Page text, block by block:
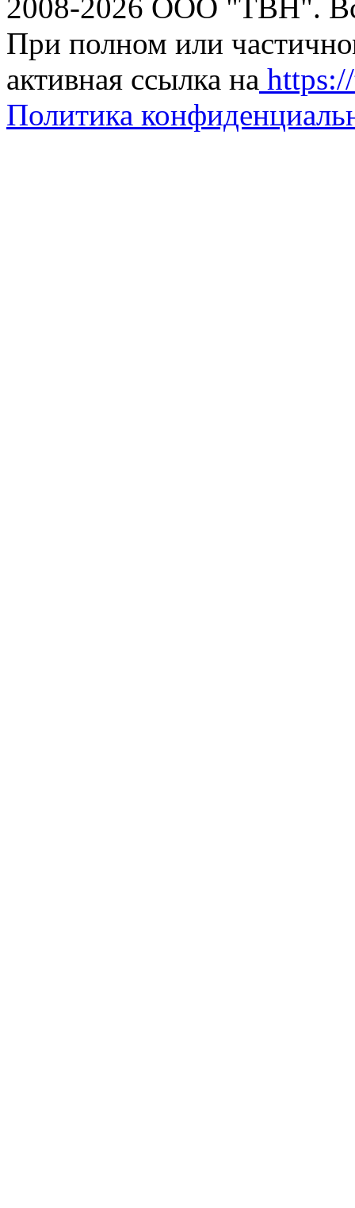
2008-2026 ООО "ТВН".
При полном или
активная ссылка на
Политика